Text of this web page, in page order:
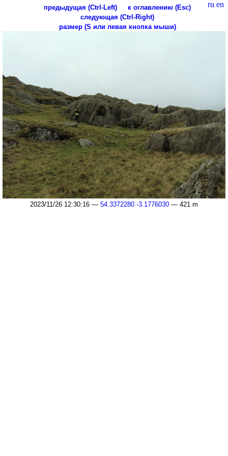
ru en
предыдущая (Ctrl-Left)
к оглавлению (Esc)
следующая (Ctrl-Right)
размер (S или левая кнопка мыши)
2023/11/26 12:30:16 — 54.3372280 -3.1776030 — 421 m